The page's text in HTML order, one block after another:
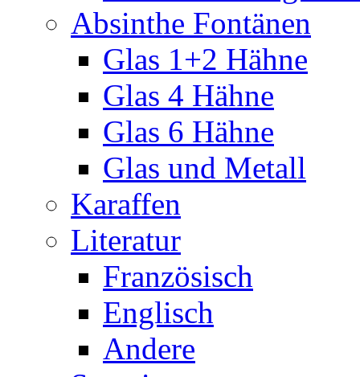
Absinthe Fontänen
Glas 1+2 Hähne
Glas 4 Hähne
Glas 6 Hähne
Glas und Metall
Karaffen
Literatur
Französisch
Englisch
Andere